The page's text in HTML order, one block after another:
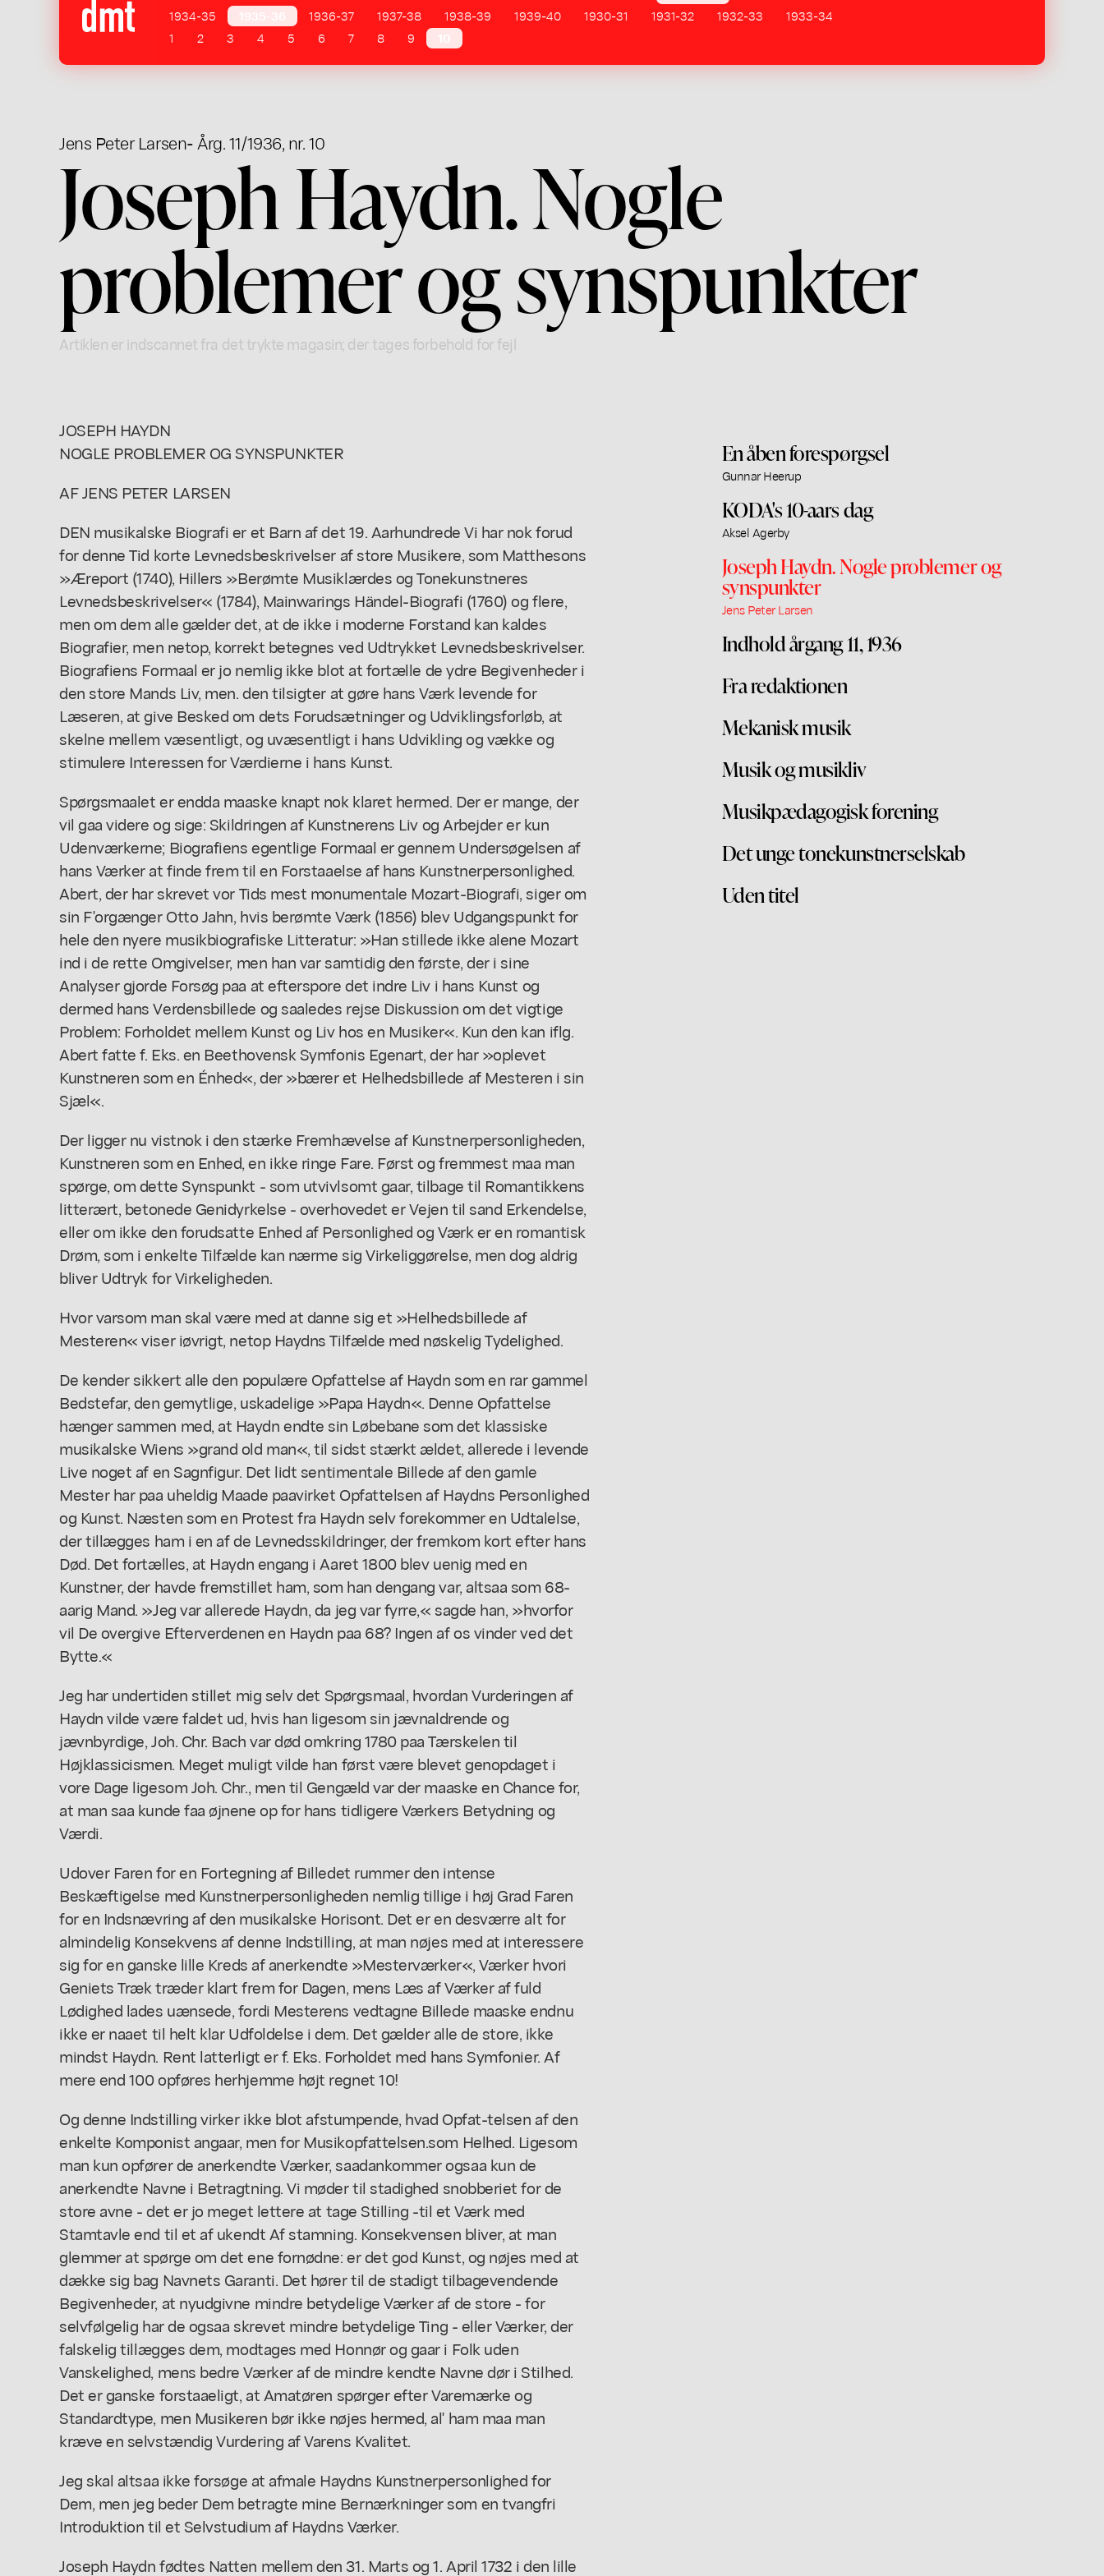
1934-35
1936-37 1937-38 1938-39 1939-40 1930-31 1931-32 1932-33
1933-34
1
2 3 4 5 6 7 8 9
Jens Peter Larsen- Årg. 11/1936, nr. 10
Joseph Haydn. Nogle
problemer og synspunkter
Artiklen er indscannet fra det trykte magasin; der tages forbehold for fejl
JOSEPH HAYDN
NOGLE PROBLEMER OG SYNSPUNKTER
AF JENS PETER LARSEN
DEN musikalske Biografi er et Barn af det 19. Aarhundrede Vi har nok forud
for denne Tid korte Levnedsbeskrivelser af store Musikere, som Matthesons
»Æreport (1740), Hillers »Berømte Musiklærdes og Tonekunstneres
Levnedsbeskrivelser« (1784), Mainwarings Händel-Biografi (1760) og flere,
men om dem alle gælder det, at de ikke i moderne Forstand kan kaldes
Biografier, men netop, korrekt betegnes ved Udtrykket Levnedsbeskrivelser.
Biografiens Formaal er jo nemlig ikke blot at fortælle de ydre Begivenheder i
den store Mands Liv, men. den tilsigter at gøre hans Værk levende for
Læseren, at give Besked om dets Forudsætninger og Udviklingsforløb, at
skelne mellem væsentligt, og uvæsentligt i hans Udvikling og vække og
stimulere Interessen for Værdierne i hans Kunst.
Spørgsmaalet er endda maaske knapt nok klaret hermed. Der er mange, der
vil gaa videre og sige: Skildringen af Kunstnerens Liv og Arbejder er kun
Udenværkerne; Biografiens egentlige Formaal er gennem Undersøgelsen af
hans Værker at finde frem til en Forstaaelse af hans Kunstnerpersonlighed.
Abert, der har skrevet vor Tids mest monumentale Mozart-Biografi, siger om
sin F'orgænger Otto Jahn, hvis berømte Værk (1856) blev Udgangspunkt for
hele den nyere musikbiografiske Litteratur: »Han stillede ikke alene Mozart
ind i de rette Omgivelser, men han var samtidig den første, der i sine
Analyser gjorde Forsøg paa at efterspore det indre Liv i hans Kunst og
dermed hans Verdensbillede og saaledes rejse Diskussion om det vigtige
Problem: Forholdet mellem Kunst og Liv hos en Musiker«. Kun den kan iflg.
Abert fatte f. Eks. en Beethovensk Symfonis Egenart, der har »oplevet
Kunstneren som en Énhed«, der »bærer et Helhedsbillede af Mesteren i sin
Sjæl«.
Der ligger nu vistnok i den stærke Fremhævelse af Kunstnerpersonligheden,
Kunstneren som en Enhed, en ikke ringe Fare. Først og fremmest maa man
spørge, om dette Synspunkt - som utvivlsomt gaar, tilbage til Romantikkens
litterært, betonede Genidyrkelse - overhovedet er Vejen til sand Erkendelse,
eller om ikke den forudsatte Enhed af Personlighed og Værk er en romantisk
Drøm, som i enkelte Tilfælde kan nærme sig Virkeliggørelse, men dog aldrig
bliver Udtryk for Virkeligheden.
Hvor varsom man skal være med at danne sig et »Helhedsbillede af
Mesteren« viser iøvrigt, netop Haydns Tilfælde med nøskelig Tydelighed.
De kender sikkert alle den populære Opfattelse af Haydn som en rar gammel
Bedstefar, den gemytlige, uskadelige »Papa Haydn«. Denne Opfattelse
hænger sammen med, at Haydn endte sin Løbebane som det klassiske
musikalske Wiens »grand old man«, til sidst stærkt ældet, allerede i levende
Live noget af en Sagnfigur. Det lidt sentimentale Billede af den gamle
Mester har paa uheldig Maade paavirket Opfattelsen af Haydns Personlighed
og Kunst. Næsten som en Protest fra Haydn selv forekommer en Udtalelse,
der tillægges ham i en af de Levnedsskildringer, der fremkom kort efter hans
Død. Det fortælles, at Haydn engang i Aaret 1800 blev uenig med en
Kunstner, der havde fremstillet ham, som han dengang var, altsaa som 68-
aarig Mand. »Jeg var allerede Haydn, da jeg var fyrre,« sagde han, »hvorfor
vil De overgive Efterverdenen en Haydn paa 68? Ingen af os vinder ved det
Bytte.«
Jeg har undertiden stillet mig selv det Spørgsmaal, hvordan Vurderingen af
Haydn vilde være faldet ud, hvis han ligesom sin jævnaldrende og
jævnbyrdige, Joh. Chr. Bach var død omkring 1780 paa Tærskelen til
Højklassicismen. Meget muligt vilde han først være blevet genopdaget i
vore Dage ligesom Joh. Chr., men til Gengæld var der maaske en Chance for,
at man saa kunde faa øjnene op for hans tidligere Værkers Betydning og
Værdi.
Udover Faren for en Fortegning af Billedet rummer den intense
Beskæftigelse med Kunstnerpersonligheden nemlig tillige i høj Grad Faren
for en Indsnævring af den musikalske Horisont. Det er en desværre alt for
almindelig Konsekvens af denne Indstilling, at man nøjes med at interessere
sig for en ganske lille Kreds af anerkendte »Mesterværker«, Værker hvori
Geniets Træk træder klart frem for Dagen, mens Læs af Værker af fuld
Lødighed lades uænsede, fordi Mesterens vedtagne Billede maaske endnu
ikke er naaet til helt klar Udfoldelse i dem. Det gælder alle de store, ikke
mindst Haydn. Rent latterligt er f. Eks. Forholdet med hans Symfonier. Af
mere end 100 opføres herhjemme højt regnet 10!
Og denne Indstilling virker ikke blot afstumpende, hvad Opfat-telsen af den
enkelte Komponist angaar, men for Musikopfattelsen.som Helhed. Ligesom
man kun opfører de anerkendte Værker, saadankommer ogsaa kun de
anerkendte Navne i Betragtning. Vi møder til stadighed snobberiet for de
store avne - det er jo meget lettere at tage Stilling -til et Værk med
Stamtavle end til et af ukendt Af stamning. Konsekvensen bliver, at man
glemmer at spørge om det ene fornødne: er det god Kunst, og nøjes med at
dække sig bag Navnets Garanti. Det hører til de stadigt tilbagevendende
Begivenheder, at nyudgivne mindre betydelige Værker af de store - for
selvfølgelig har de ogsaa skrevet mindre betydelige Ting - eller Værker, der
falskelig tillægges dem, modtages med Honnør og gaar i Folk uden
Vanskelighed, mens bedre Værker af de mindre kendte Navne dør i Stilhed.
Det er ganske forstaaeligt, at Amatøren spørger efter Varemærke og
Standardtype, men Musikeren bør ikke nøjes hermed, al' ham maa man
kræve en selvstændig Vurdering af Varens Kvalitet.
Jeg skal altsaa ikke forsøge at afmale Haydns Kunstnerpersonlighed for
Dem, men jeg beder Dem betragte mine Bernærkninger som en tvangfri
Introduktion til et Selvstudium af Haydns Værker.
Joseph Haydn fødtes Natten mellem den 31. Marts og 1. April 1732 i den lille
En åben forespørgsel
Gunnar Heerup
KODA's 10-aars dag
Aksel Agerby
Joseph Haydn. Nogle problemer og
synspunkter
Jens Peter Larsen
Indhold årgang 11, 1936
Fra redaktionen
Mekanisk musik
Musik og musikliv
Musikpædagogisk forening
Det unge tonekunstnerselskab
Uden titel